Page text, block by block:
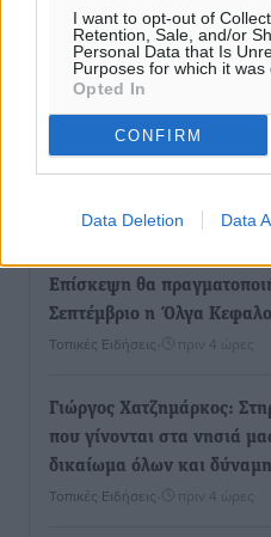
I want to opt-out of
Retention, Sale, and/or
Personal Data that Is
Purposes for which it was
Opted In
CONFIRM
Data Deletion Data
Αποκαλυπτήρια για την
της ΔΕΘ
Ειδήσεις• πριν 3 ώρες
Από την παράδοση της
εργαστήρια: Το μελεκούνι
Πολιτιστικά• πριν 3 ώρες
Επίσκεψη θα
Σεπτέμβριο η Όλγα
Τοπικές Ειδήσεις πριν 4 ώρες
Γιώργος Χατζημάρκος:
που γίνονται στα νησιά
δικαίωμα όλων και
Τοπικές Ειδήσεις πριν 4 ώρες